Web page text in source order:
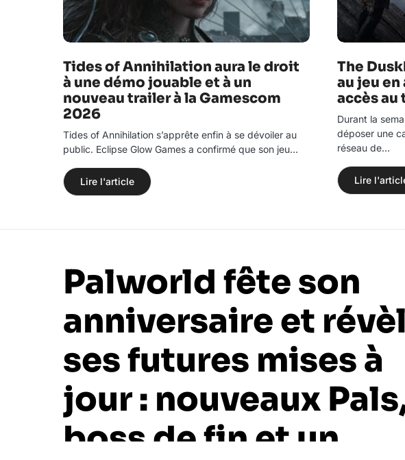
Tides of Annihilation aura le droit
à une démo jouable et à un
nouveau trailer à la Gamescom
2026
Tides of Annihilation s’apprête enfin à se dévoiler au
public. Eclipse Glow Games a confirmé que son jeu…
Lire l'article
The
au jeu
accès au
Durant la
déposer une
réseau de…
Lire
Palworld fête son
anniversaire et
ses futures mises à
jour : nouveaux
boss de fin et un